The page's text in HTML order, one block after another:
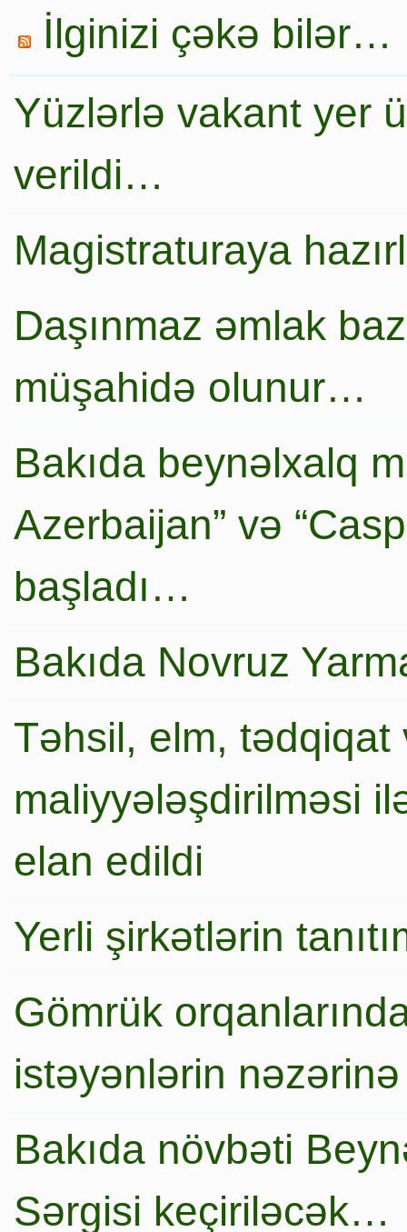
İlginizi çəkə bilər…
Yüzlərlə vakant yer
verildi…
Magistraturaya
Daşınmaz əmlak
müşahidə olunur…
Bakıda beynəlxalq
Azerbaijan” və
başladı…
Bakıda Novruz
Təhsil, elm,
maliyyələşdirilməsi
elan edildi
Yerli şirkətlərin
Gömrük
istəyənlərin nəzərinə
Bakıda növbəti
Sərgisi keçiriləcək…